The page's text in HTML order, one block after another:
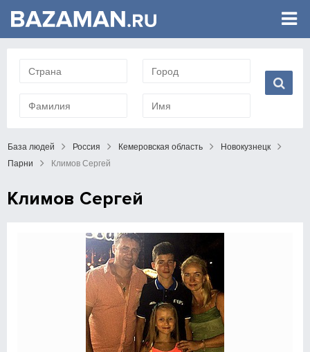
База людей Россия Кемеровская область
Новокузнецк
Парни
Климов Сергей
Климов Сергей